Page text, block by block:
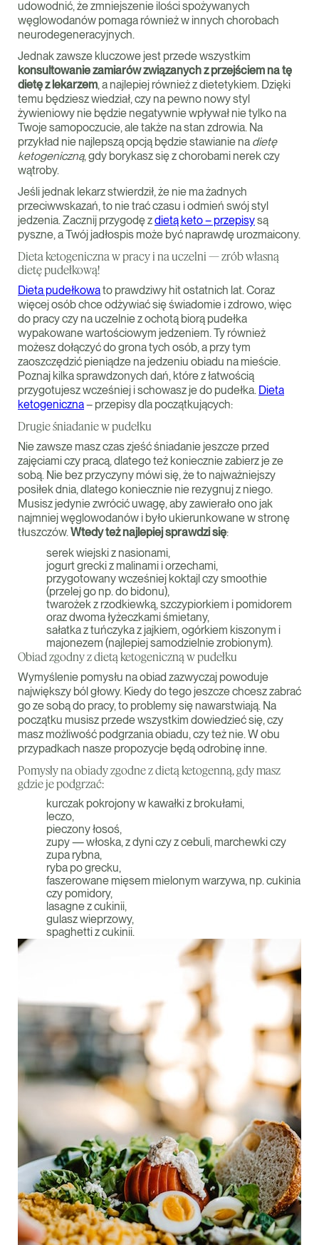
udowodnić, że zmniejszenie ilości spożywanych
węglowodanów pomaga również w innych chorobach
neurodegeneracyjnych.
Jednak zawsze kluczowe jest przede wszystkim
konsultowanie zamiarów związanych z przejściem na tę
dietę z lekarzem, a najlepiej również z dietetykiem. Dzięki
temu będziesz wiedział, czy na pewno nowy styl
żywieniowy nie będzie negatywnie wpływał nie tylko na
Twoje samopoczucie, ale także na stan zdrowia. Na
przykład nie najlepszą opcją będzie stawianie na dietę
ketogeniczną, gdy borykasz się z chorobami nerek czy
wątroby.
Jeśli jednak lekarz stwierdził, że nie ma żadnych
przeciwwskazań, to nie trać czasu i odmień swój styl
jedzenia. Zacznij przygodę zdietą keto – przepisysą
pyszne, a Twój jadłospis może być naprawdę urozmaicony.
Dieta ketogeniczna w pracy i na uczelni — zrób własną
dietę pudełkową!
Dieta pudełkowato prawdziwy hit ostatnich lat. Coraz
więcej osób chce odżywiać się świadomie i zdrowo, więc
do pracy czy na uczelnie z ochotą biorą pudełka
wypakowane wartościowym jedzeniem. Ty również
możesz dołączyć do grona tych osób, a przy tym
zaoszczędzić pieniądze na jedzeniu obiadu na mieście.
Poznaj kilka sprawdzonych dań, które z łatwością
przygotujesz wcześniej i schowasz je do pudełka. Dieta
ketogeniczna– przepisy dla początkujących:
Drugie śniadanie w pudełku
Nie zawsze masz czas zjeść śniadanie jeszcze przed
zajęciami czy pracą, dlatego też koniecznie zabierz je ze
sobą. Nie bez przyczyny mówi się, że to najważniejszy
posiłek dnia, dlatego koniecznie nie rezygnuj z niego.
Musisz jedynie zwrócić uwagę, aby zawierało ono jak
najmniej węglowodanów i było ukierunkowane w stronę
tłuszczów.Wtedy też najlepiej sprawdzi się:
serek wiejski z nasionami,
jogurt grecki z malinami i orzechami,
przygotowany wcześniej koktajl czy smoothie
(przelej go np. do bidonu),
twarożek z rzodkiewką, szczypiorkiem i pomidorem
oraz dwoma łyżeczkami śmietany,
sałatka z tuńczyka z jajkiem, ogórkiem kiszonym i
majonezem (najlepiej samodzielnie zrobionym).
Obiad zgodny z dietą ketogeniczną w pudełku
Wymyślenie pomysłu na obiad zazwyczaj powoduje
największy ból głowy. Kiedy do tego jeszcze chcesz zabrać
go ze sobą do pracy, to problemy się nawarstwiają. Na
początku musisz przede wszystkim dowiedzieć się, czy
masz możliwość podgrzania obiadu, czy też nie. W obu
przypadkach nasze propozycje będą odrobinę inne.
Pomysły na obiady zgodne z dietą ketogenną, gdy masz
gdzie je podgrzać:
kurczak pokrojony w kawałki z brokułami,
leczo,
pieczony łosoś,
zupy — włoska, z dyni czy z cebuli, marchewki czy
zupa rybna,
ryba po grecku,
faszerowane mięsem mielonym warzywa, np. cukinia
czy pomidory,
lasagne z cukinii,
gulasz wieprzowy,
spaghetti z cukinii.